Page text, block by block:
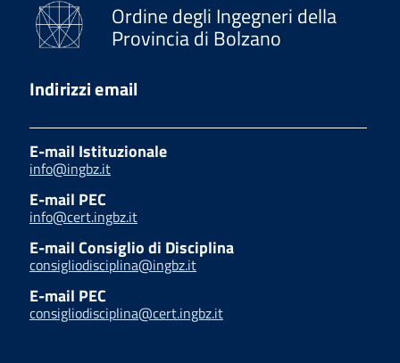
Ordine degli Ingegneri della
Provincia di Bolzano
Indirizzi email
E-mail Istituzionale
info@ingbz.it
E-mail PEC
info@cert.ingbz.it
E-mail Consiglio di Disciplina
consigliodisciplina@ingbz.it
E-mail PEC
consigliodisciplina@cert.ingbz.it